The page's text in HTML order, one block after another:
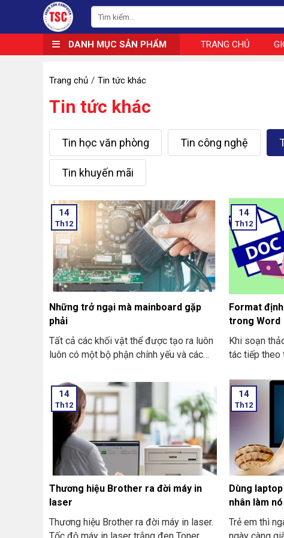
DANH MỤC SẢN PHẨM TRANG CHỦ
Trang chủ Tin tức khác
Tin tức khác
Tin học văn phòng Tin công nghệ
Tin khuyến mãi
14
Th12
Những trở ngại mà mainboard gặp
phải
Tất cả các khối vật thể được tạo ra luôn
luôn có một bộ phận chính yếu và các
gọi, cũng là “trái tim” của một máy tính
PC. Nó là thành phần nền tảng để
connect, nâng cấp những linh kiện trong
máy tính. Lúc mainboard bị bất trắc sẽ
khiến cho PC không hoạt động được. Và
những trở ngại mà mainboard gặp phải
là:
14
Th12
Format
trong Word
Khi soạn
tác tiếp theo
14
Th12
Thương hiệu Brother ra đời máy in
laser
Thương hiệu Brother ra đời máy in laser.
Tốc độ máy in laser trắng đen Toner
14
Th12
Dùng
nhân làm
Trẻ em thì
ngày càng